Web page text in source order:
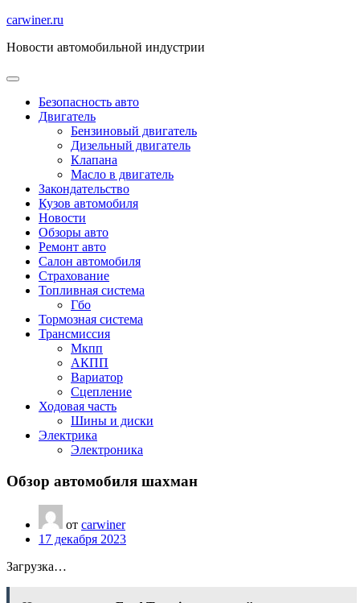
Перейти
содержимому
carwiner.ru
Новости автомобильной индустрии
Безопасность авто
Двигатель
Бензиновый двигатель
Дизельный двигатель
Клапана
Масло в двигатель
Закондательство
Кузов автомобиля
Новости
Обзоры авто
Ремонт авто
Салон автомобиля
Страхование
Топливная система
Гбо
Тормозная система
Трансмиссия
Мкпп
АКПП
Вариатор
Сцепление
Ходовая часть
Шины и диски
Электрика
Электроника
Обзор автомобиля шахман
от carwiner
17 декабря 2023
Загрузка…